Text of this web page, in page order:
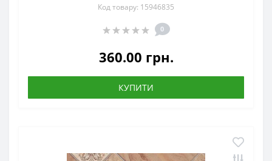
Код товару: 15946835
0
360.00 грн.
КУПИТИ